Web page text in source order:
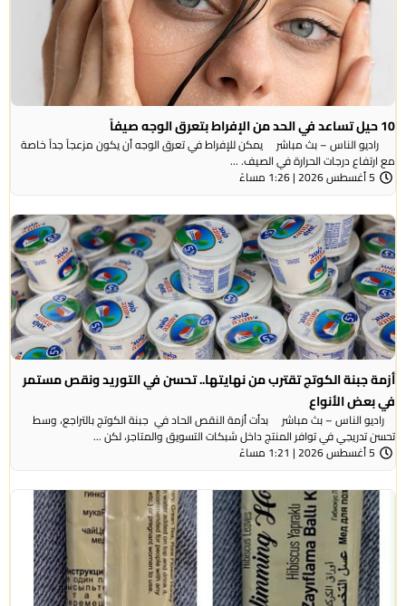
10 حيل تساعد في الحد من الإفراط بتعرق الوجه صيفاً
راديو الناس – بث مباشر يمكن للإفراط في تعرق الوجه أن يكون مزعجاً جداً خاصة
مع ارتفاع درجات الحرارة في الصيف. ...
5 أغسطس 2026 | 1:26 مساءً
أزمة جبنة الكوتج تقترب من نهايتها.. تحسن في التوريد ونقص مستمر
في بعض الأنواع
راديو الناس – بث مباشر بدأت أزمة النقص الحاد في جبنة الكوتج بالتراجع، وسط
تحسن تدريجي في توافر المنتج داخل شبكات التسويق والمتاجر، لكن ...
5 أغسطس 2026 | 1:21 مساءً